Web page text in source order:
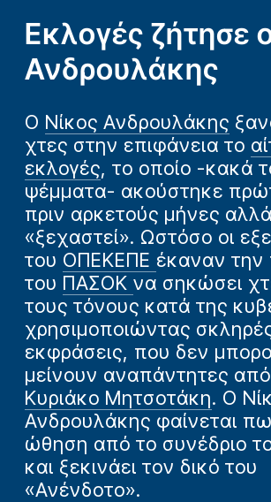
Εκλογές ζήτησε
Ανδρουλάκης
Ο Νίκος Ανδρουλάκης
χτες στην επιφάνεια το
εκλογές, το οποίο -κακά
ψέμματα- ακούστηκε
πριν αρκετούς μήνες
«ξεχαστεί». Ωστόσο οι
του ΟΠΕΚΕΠΕ έκαναν την
του ΠΑΣΟΚ να σηκώσει
τους τόνους κατά της
χρησιμοποιώντας
εκφράσεις, που δεν
μείνουν αναπάντητες
Κυριάκο Μητσοτάκη. Ο
Ανδρουλάκης φαίνεται
ώθηση από το συνέδριο
και ξεκινάει τον δικό του
«Ανένδοτο».